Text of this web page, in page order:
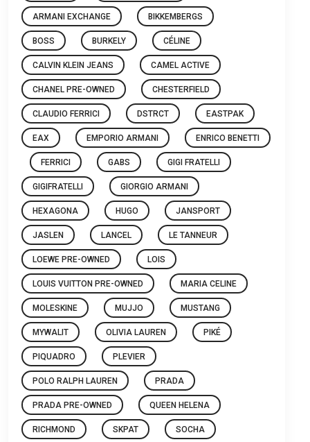
ARMANI EXCHANGE BIKKEMBERGS
BOSS BURKELY CÉLINE
CALVIN KLEIN JEANS CAMEL ACTIVE
CHANEL PRE-OWNED CHESTERFIELD
CLAUDIO FERRICI DSTRCT EASTPAK
EAX EMPORIO ARMANI ENRICO BENETTI
FERRICI GABS GIGI FRATELLI
GIGIFRATELLI GIORGIO ARMANI
HEXAGONA HUGO JANSPORT
JASLEN LANCEL LE TANNEUR
LOEWE PRE-OWNED LOIS
LOUIS VUITTON PRE-OWNED MARIA CELINE
MOLESKINE MUJJO MUSTANG
MYWALIT OLIVIA LAUREN PIKÉ
PIQUADRO PLEVIER
POLO RALPH LAUREN PRADA
PRADA PRE-OWNED QUEEN HELENA
RICHMOND SKPAT SOCHA